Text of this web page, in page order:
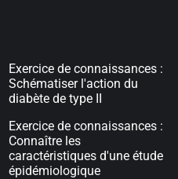
Exercice de connaissances :
Schématiser l'action du
diabète de type II
Exercice de connaissances :
Connaître les
caractéristiques d'une étude
épidémiologique